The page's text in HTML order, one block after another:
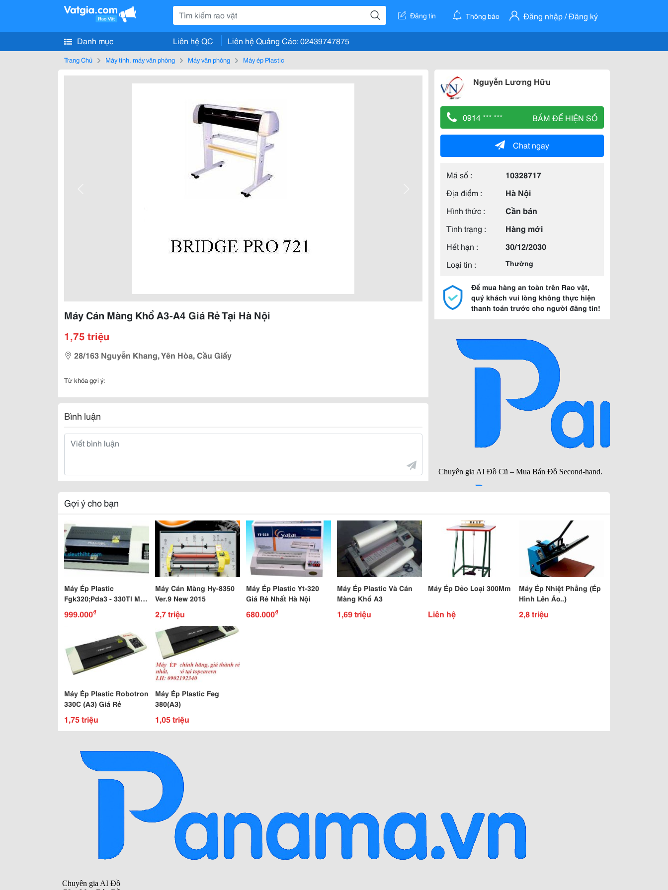
Đăng tin Thông báo Đăng nhập / Đăng ký
Danh mục Liên hệ QC Liên hệ Quảng Cáo: 02439747875
Trang Chủ Máy tính, máy văn phòng Máy văn phòng Máy ép Plastic
Máy Cán Màng Khổ A3-A4 Giá Rẻ Tại Hà Nội
1,75 triệu
28/163 Nguyễn Khang, Yên Hòa, Cầu Giấy
Từ khóa gợi ý:
Bình luận
Nguyễn Lương Hữu
0914 *** *** BẤM ĐỂ HIỆN SỐ
Chat ngay
Mã số :
10328717
Địa điểm :
Hà Nội
Hình thức :
Cần bán
Tình trạng :
Hàng mới
Hết hạn :
30/12/2030
Loại tin :
Thường
Để mua hàng an toàn trên Rao vặt,
quý khách vui lòng không thực hiện
thanh toán trước cho người đăng tin!
Gợi ý cho bạn
Máy Ép Plastic
Fgk320;Pda3 - 330Tl Mới
Về Đầy Kho Giá Chiến
Đầu
999.000₫
Máy Cán Màng Hy-8350
Ver.9 New 2015
2,7 triệu
Máy Ép Plastic Yt-320
Giá Rẻ Nhất Hà Nội
680.000₫
Máy Ép Plastic Và Cán
Màng Khổ A3
1,69 triệu
Máy Ép Dẻo Loại 300Mm
Liên hệ
Máy Ép Nhiệt Phẳng (Ép
Hình Lên Áo..)
2,8 triệu
Máy Ép Plastic Robotron
330C (A3) Giá Rẻ
1,75 triệu
Máy Ép Plastic Feg
380(A3)
1,05 triệu